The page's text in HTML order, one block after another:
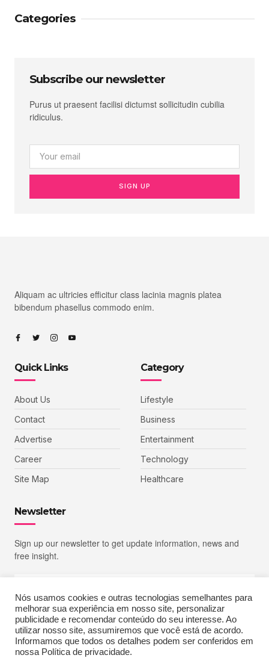
Categories
Subscribe our newsletter
Purus ut praesent facilisi dictumst sollicitudin cubilia
ridiculus.
SIGN UP
Aliquam ac ultricies efficitur class lacinia magnis platea
bibendum phasellus commodo enim.
Quick Links
About Us
Contact
Advertise
Career
Site Map
Category
Lifestyle
Business
Entertainment
Technology
Healthcare
Newsletter
Sign up our newsletter to get update information, news and
free insight.
SIGN UP
Nós usamos cookies e outras tecnologias semelhantes para
melhorar sua experiência em nosso site, personalizar
publicidade e recomendar conteúdo do seu interesse. Ao
utilizar nosso site, assumiremos que você está de acordo.
Informamos que todos os detalhes podem ser conferidos em
nossa Política de privacidade.